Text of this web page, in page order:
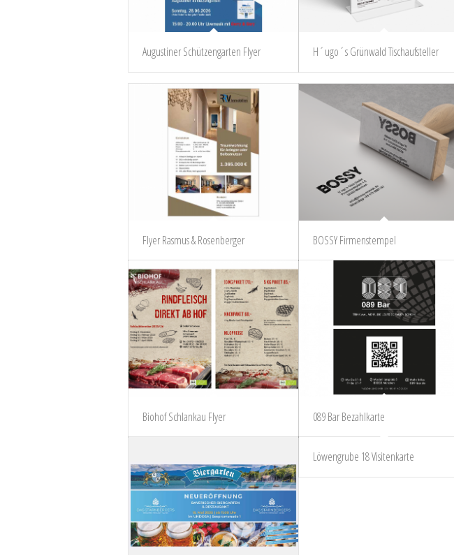
Augustiner Schützengarten Flyer H´ugo´s Grünwald Tischaufsteller
Flyer Rasmus & Rosenberger BOSSY Firmenstempel
Biohof Schlankau Flyer 089 Bar Bezahlkarte
Löwengrube 18 Visitenkarte